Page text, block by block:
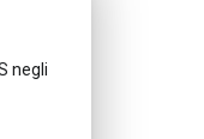
negli